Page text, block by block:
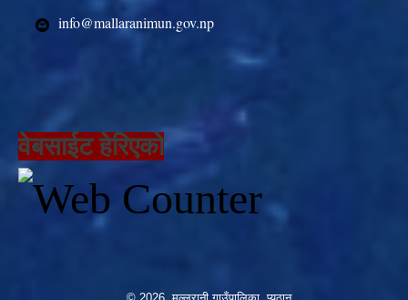
info@mallaranimun.gov.np
वेबसाईट हेरिएको